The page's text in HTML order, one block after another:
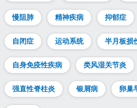
慢阻肺 精神疾病 抑郁症
自闭症 运动系统 半月板损
自身免疫性疾病 类风湿关节炎
强直性脊柱炎 银屑病 卵巢